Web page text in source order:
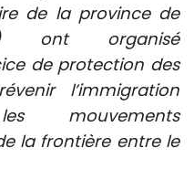
de la province de
ont organisé
de protection des
l’immigration
mouvements
la frontière entre le